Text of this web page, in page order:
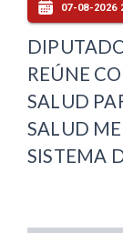
07-08-2026
REÚNE
SALUD
SALUD
SISTEMA